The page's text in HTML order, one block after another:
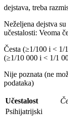
dejstava, treba
Neželjena dejstva
učestalosti: Veoma
Česta (≥1/100 i < 1/
(≥1/10 000 i < 1/1
Nije poznata (ne
podataka)
Učestalost
Psihijatrijski